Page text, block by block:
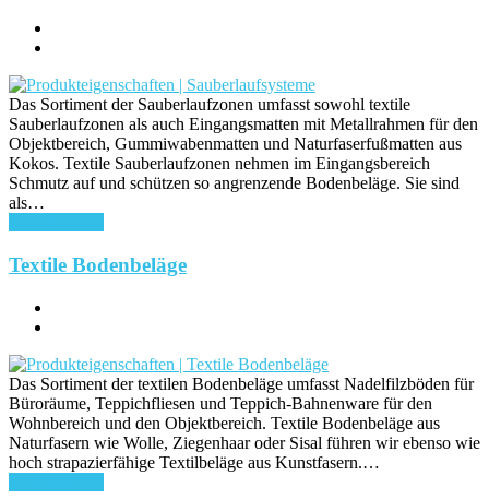
Das Sortiment der Sauberlaufzonen umfasst sowohl textile
Sauberlaufzonen als auch Eingangsmatten mit Metallrahmen für den
Objektbereich, Gummiwabenmatten und Naturfaserfußmatten aus
Kokos. Textile Sauberlaufzonen nehmen im Eingangsbereich
Schmutz auf und schützen so angrenzende Bodenbeläge. Sie sind
als…
Textile Bodenbeläge
Das Sortiment der textilen Bodenbeläge umfasst Nadelfilzböden für
Büroräume, Teppichfliesen und Teppich-Bahnenware für den
Wohnbereich und den Objektbereich. Textile Bodenbeläge aus
Naturfasern wie Wolle, Ziegenhaar oder Sisal führen wir ebenso wie
hoch strapazierfähige Textilbeläge aus Kunstfasern.…